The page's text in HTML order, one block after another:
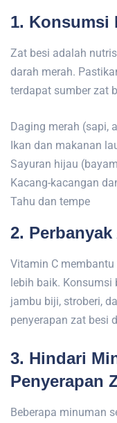
1. Konsumsi
Zat besi adalah
darah merah.
terdapat sumber zat
Daging merah (sapi,
Ikan dan makanan
Sayuran hijau
Kacang-kacangan
Tahu dan tempe
2.
Vitamin C
lebih baik. Konsumsi
jambu biji, stroberi,
penyerapan zat besi
3. Hindari
Penyerapan
Beberapa minuman